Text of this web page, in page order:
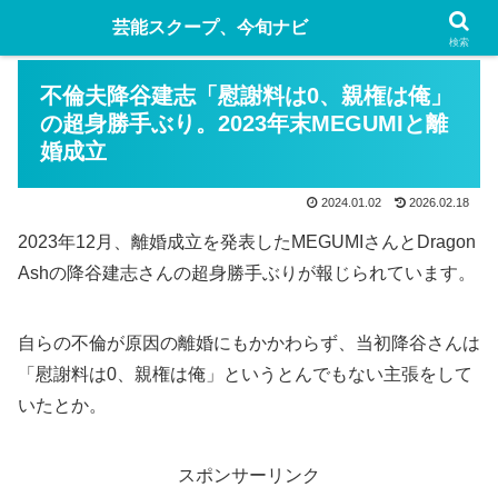
不倫夫降谷建志「慰謝料は0、親権は俺」
の超身勝手ぶり。2023年末MEGUMIと離
婚成立
2024.01.02 2026.02.18
2023年12月、離婚成立を発表したMEGUMIさんとDragon
Ashの降谷建志さんの超身勝手ぶりが報じられています。
自らの不倫が原因の離婚にもかかわらず、当初降谷さんは
「慰謝料は0、親権は俺」というとんでもない主張をして
いたとか。
スポンサーリンク
芸能スクープ、今旬ナビ
検索